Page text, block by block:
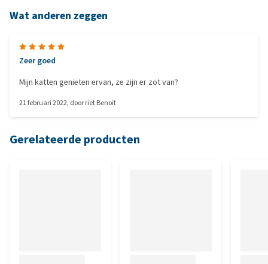
Wat anderen zeggen
Zeer goed
Mijn katten genieten ervan, ze zijn er zot van?
21 februari 2022, doorriet Benoit
Gerelateerde producten